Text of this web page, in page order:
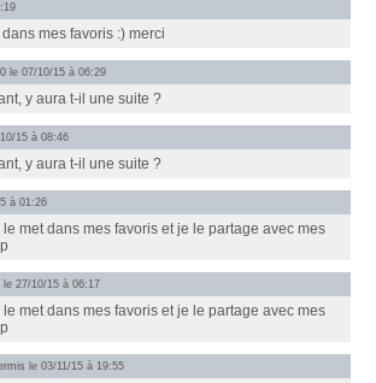
mes favoris :) merci
le 07/10/15 à 06:29
y aura t-il une suite ?
15 à 08:46
y aura t-il une suite ?
à 01:26
met dans mes favoris et je le partage avec mes
le 27/10/15 à 06:17
met dans mes favoris et je le partage avec mes
le 03/11/15 à 19:55